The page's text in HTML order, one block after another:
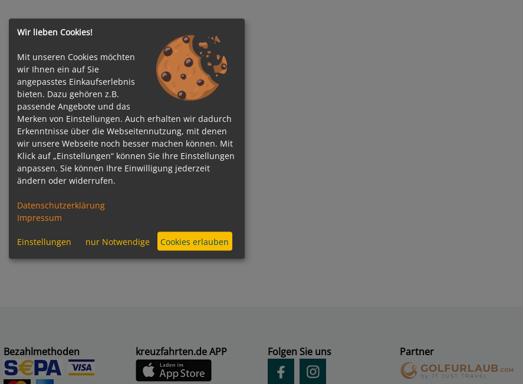
Bezahlmethoden kreuzfahrten.de APP Folgen Sie uns Partner
Wir lieben Cookies!
Mit unseren Cookies möchten
wir Ihnen ein auf Sie
angepasstes Einkaufserlebnis
bieten. Dazu gehören z.B.
passende Angebote und das
Merken von Einstellungen. Auch erhalten wir dadurch
Erkenntnisse über die Webseitennutzung, mit denen
wir unsere Webseite noch besser machen können. Mit
Klick auf „Einstellungen“ können Sie Ihre Einstellungen
anpassen. Sie können Ihre Einwilligung jederzeit
ändern oder widerrufen.
Datenschutzerklärung
Impressum
Einstellungen nur Notwendige Cookies erlauben